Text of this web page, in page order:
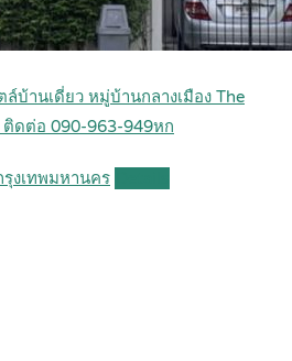
บ้านเดี่ยว หมู่บ้านกลางเมือง The
ดต่อ 090-963-949หก
รุงเทพมหานคร